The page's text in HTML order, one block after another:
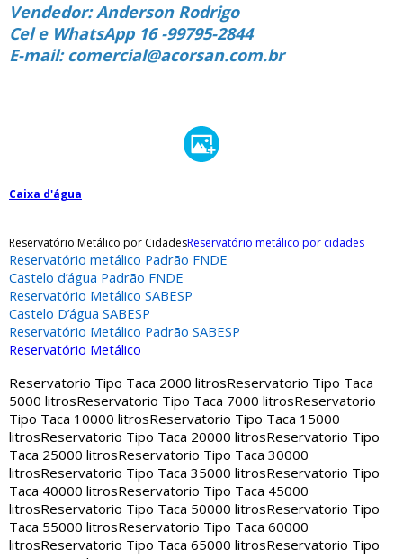
Vendedor: Anderson Rodrigo
Cel e WhatsApp 16 -99795-2844
E-mail: comercial@acorsan.com.br
Caixa d'água
Reservatório Metálico por CidadesReservatório metálico por cidades
Reservatório metálico Padrão FNDE
Castelo d’água Padrão FNDE
Reservatório Metálico SABESP
Castelo D’água SABESP
Reservatório Metálico Padrão SABESP
Reservatório Metálico
Reservatorio Tipo Taca 2000 litrosReservatorio Tipo Taca
5000 litrosReservatorio Tipo Taca 7000 litrosReservatorio
Tipo Taca 10000 litrosReservatorio Tipo Taca 15000
litrosReservatorio Tipo Taca 20000 litrosReservatorio Tipo
Taca 25000 litrosReservatorio Tipo Taca 30000
litrosReservatorio Tipo Taca 35000 litrosReservatorio Tipo
Taca 40000 litrosReservatorio Tipo Taca 45000
litrosReservatorio Tipo Taca 50000 litrosReservatorio Tipo
Taca 55000 litrosReservatorio Tipo Taca 60000
litrosReservatorio Tipo Taca 65000 litrosReservatorio Tipo